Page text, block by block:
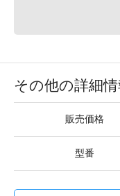
その他の詳細情
販売価格
型番